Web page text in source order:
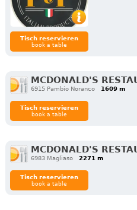
Tisch reservieren
book a table
MCDONALD'S
6915 Pambio Noranco 1609 m
Tisch reservieren
book a table
MCDONALD'S
6983 Magliaso 2271 m
Tisch reservieren
book a table